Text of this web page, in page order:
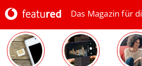
Das Magazin für